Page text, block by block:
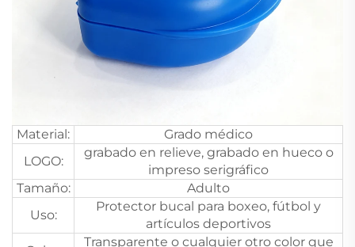
Material:
Grado médico
LOGO:
grabado en relieve, grabado en hueco o
impreso serigráfico
Tamaño:
Adulto
Uso:
Protector bucal para boxeo, fútbol y
artículos deportivos
Transparente o cualquier otro color que